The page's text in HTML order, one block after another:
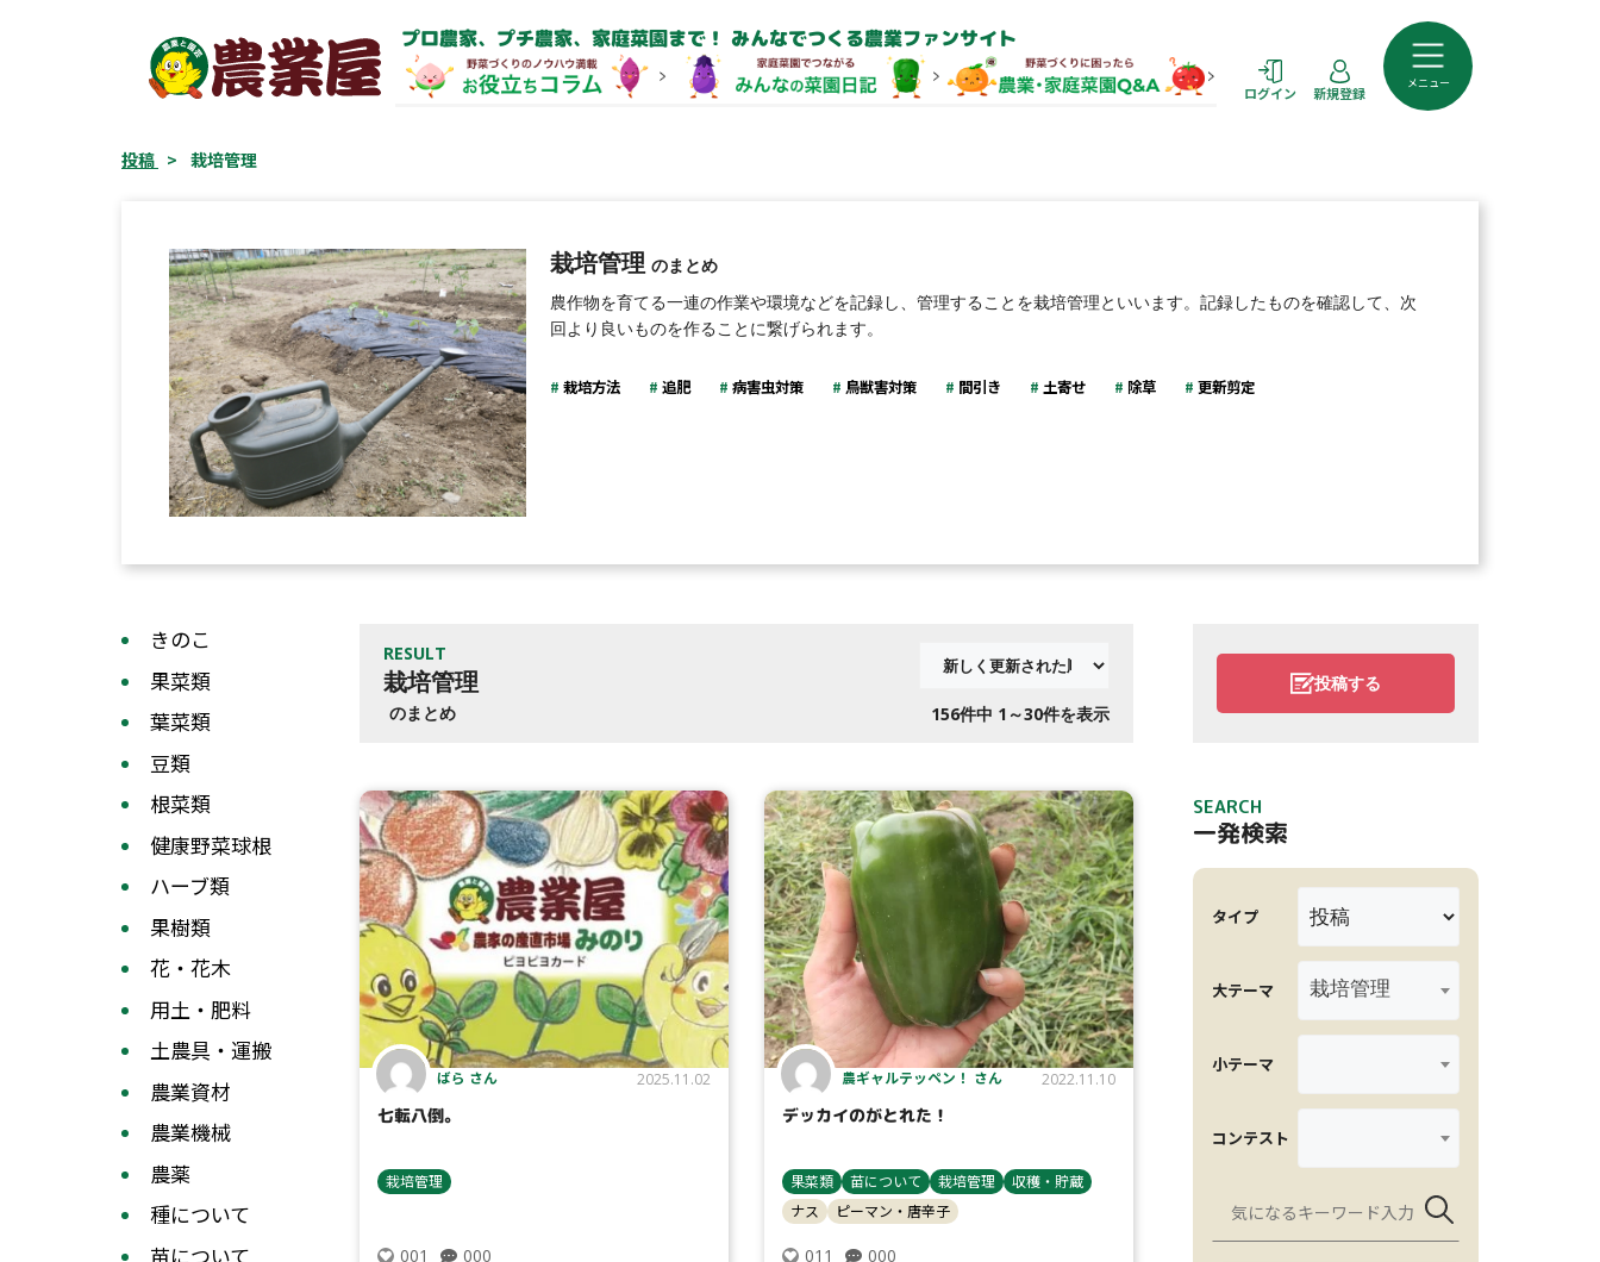
プロ農家、プチ農家、家庭菜園まで！ みんなでつくる農業ファンサイト
ログイン 新規登録
メニュー
投稿 > 栽培管理
栽培管理 のまとめ
農作物を育てる一連の作業や環境などを記録し、管理することを栽培管理といいます。記録したものを確認して、次
回より良いものを作ることに繋げられます。
栽培方法 追肥 病害虫対策 鳥獣害対策 間引き 土寄せ 除草 更新剪定
きのこ
果菜類
葉菜類
豆類
根菜類
健康野菜球根
ハーブ類
果樹類
花・花木
用土・肥料
土農具・運搬
農業資材
農業機械
農薬
種について
苗について
RESULT
栽培管理
のまとめ 156件中 1～30件を表示
ばら さん 2025.11.02
七転八倒。
栽培管理
001 000
農ギャルテッペン！ さん 2022.11.10
デッカイのがとれた！
果菜類 苗について 栽培管理
収穫・貯蔵
ナス
ピーマン・唐辛子
011 000
投稿する
SEARCH
一発検索
タイプ
大テーマ 栽培管理
小テーマ
コンテスト